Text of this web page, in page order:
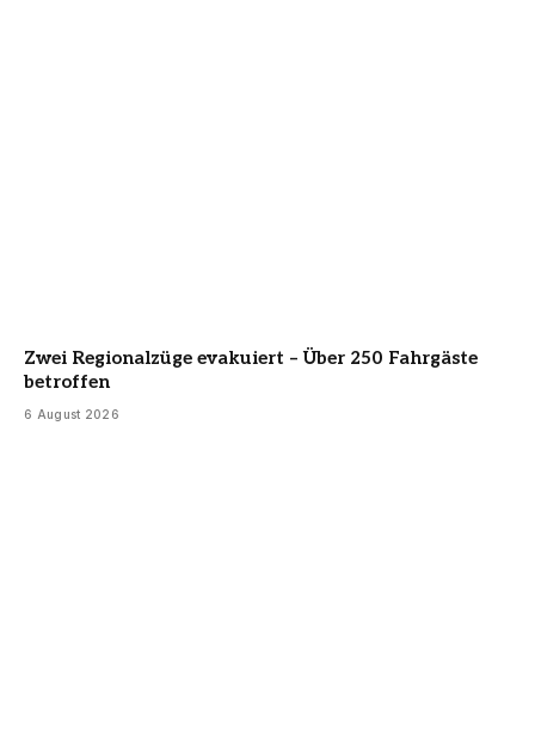
Zwei Regionalzüge evakuiert – Über 250 Fahrgäste
betroffen
6 August 2026